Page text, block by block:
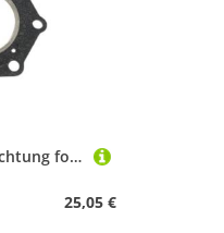
AnRMeT Teile Kopfdichtung for Jo-h OC 5,6 HP 18-2961 ersetzt 329103 306204
25,05 €